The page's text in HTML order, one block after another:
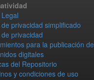
privacidad simplificado
privacidad
para la publicación de
digitales
del Repositorio
y condiciones de uso